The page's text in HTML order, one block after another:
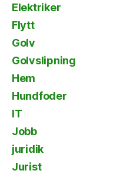
Elektriker
Flytt
Golv
Golvslipning
Hem
Hundfoder
IT
Jobb
juridik
Jurist